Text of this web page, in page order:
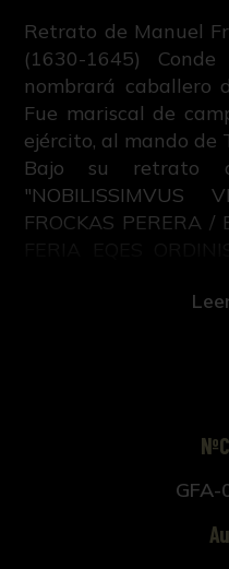
Retrato de Manuel
(1630-1645)
nombrará caballero
Fue mariscal de
ejército, al mando de
Bajo su retrato
FROCKAS PERERA /
CATHOLICE SVE
pintados por Anton